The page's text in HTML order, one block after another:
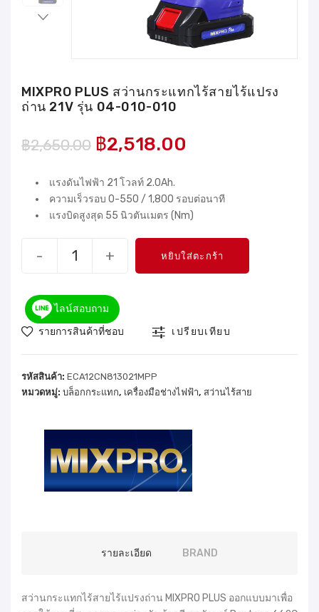
MIXPRO PLUS สว่านกระแทกไร้สายไร้แปรง
ถ่าน 21V รุ่น 04-010-010
฿2,650.00 ฿2,518.00
แรงดันไฟฟ้า 21 โวลท์ 2.0Ah.
ความเร็วรอบ 0-550 / 1,800 รอบต่อนาที
แรงบิดสูงสุด 55 นิวตันเมตร (Nm)
- + หยิบใส่ตะกร้า
ไลน์สอบถาม
รายการสินค้าที่ชอบ
เปรียบเทียบ
รหัสสินค้า: ECA12CN813021MPP
หมวดหมู่: บล็อกกระแทก, เครื่องมือช่างไฟฟ้า, สว่านไร้สาย
รายละเอียด BRAND
สว่านกระแทกไร้สายไร้แปรงถ่าน MIXPRO PLUS ออกแบบมาเพื่อ